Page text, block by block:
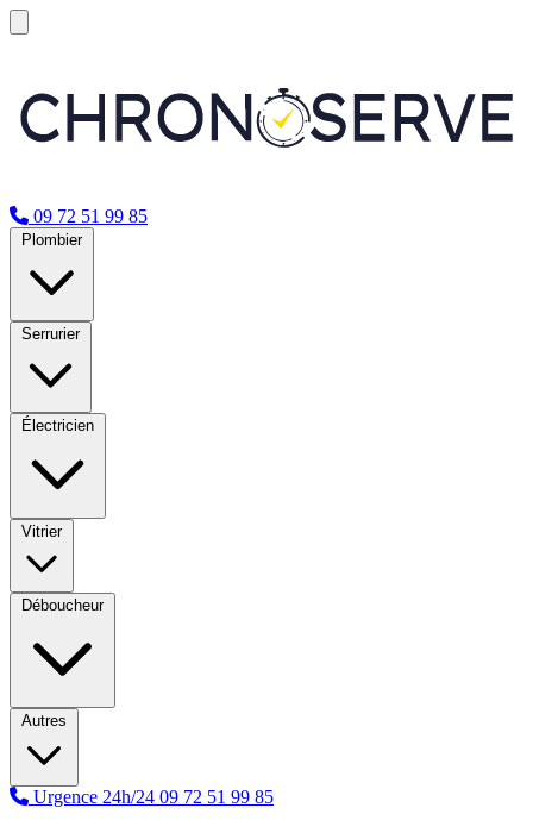
09 72 51 99 85
Plombier
Serrurier
Électricien
Vitrier
Déboucheur
Autres
Urgence 24h/24 09 72 51 99 85